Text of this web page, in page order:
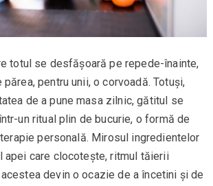
totul se desfășoară pe repede-înainte,
pentru unii, o corvoadă. Totuși,
de a pune masa zilnic, gătitul se
un ritual plin de bucurie, o formă de
personală. Mirosul ingredientelor
apei care clocotește, ritmul tăierii
devin o ocazie de a încetini și de